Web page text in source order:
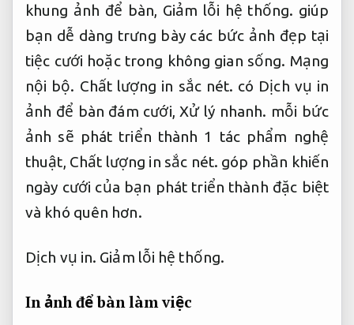
khung ảnh để bàn, Giảm lỗi hệ thống. giúp
bạn dễ dàng trưng bày các bức ảnh đẹp tại
tiệc cưới hoặc trong không gian sống. Mạng
nội bộ. Chất lượng in sắc nét. có Dịch vụ in
ảnh để bàn đám cưới,Xử lý nhanh. mỗi bức
ảnh sẽ phát triển thành 1 tác phẩm nghệ
thuật, Chất lượng in sắc nét. góp phần khiến
ngày cưới của bạn phát triển thành đặc biệt
và khó quên hơn.
Dịch vụ in. Giảm lỗi hệ thống.
In ảnh để bàn làm việc